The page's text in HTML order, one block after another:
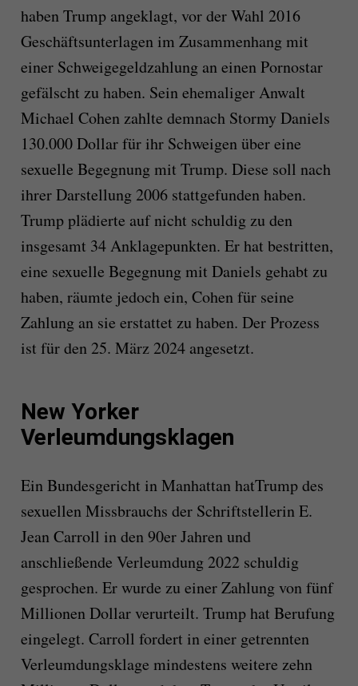
habenTrump angeklagt, vor der Wahl 2016
Geschäftsunterlagen im Zusammenhang mit
einer Schweigegeldzahlung an einen Pornostar
gefälscht zu haben. Sein ehemaliger Anwalt
Michael Cohen zahlte demnach Stormy Daniels
130.000 Dollar für ihr Schweigen über eine
sexuelle Begegnung mit Trump. Diese soll nach
ihrer Darstellung 2006 stattgefunden haben.
Trumpplädierte auf nicht schuldig zu den
insgesamt 34 Anklagepunkten. Er hat bestritten,
eine sexuelle Begegnung mit Daniels gehabt zu
haben, räumte jedoch ein, Cohen für seine
Zahlung an sie erstattet zu haben. Der Prozess
ist für den 25. März 2024 angesetzt.
New Yorker
Verleumdungsklagen
Ein Bundesgericht in Manhattan hatTrumpdes
sexuellen Missbrauchs der Schriftstellerin E.
Jean Carroll in den 90er Jahren und
anschließende Verleumdung 2022 schuldig
gesprochen. Er wurde zu einer Zahlung von fünf
Millionen Dollar verurteilt. Trumphat Berufung
eingelegt. Carroll fordert in einer getrennten
Verleumdungsklage mindestens weitere zehn